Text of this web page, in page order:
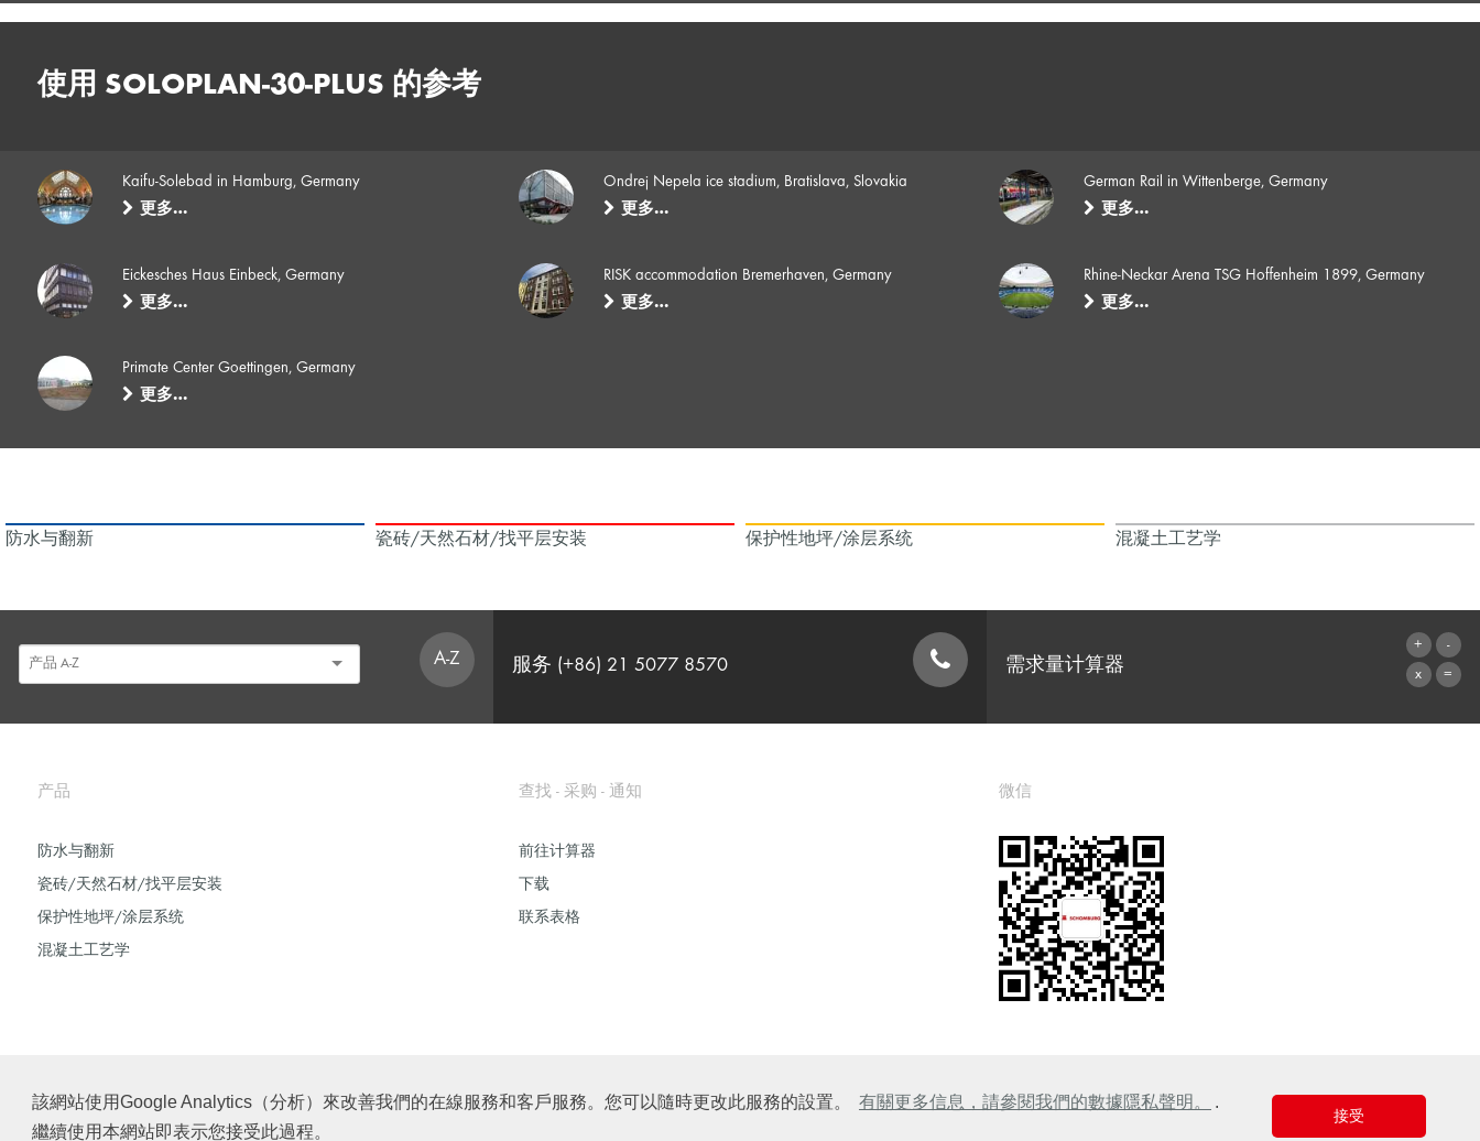
該網站使用Google Analytics（分析）來改善我們的在線服務和客戶服務。您可以隨時更改此服務的設置。 有關更多信息，請參閱我們的數據隱私聲明。
.
繼續使用本網站即表示您接受此過程。
接受
使用 SOLOPLAN-30-PLUS 的参考
Kaifu-Solebad in Hamburg, Germany
更多…
Ondrej Nepela ice stadium, Bratislava, Slovakia
更多…
German Rail in Wittenberge, Germany
更多…
Eickesches Haus Einbeck, Germany
更多…
RISK accommodation Bremerhaven, Germany
更多…
Rhine-Neckar Arena TSG Hoffenheim 1899, Germany
更多…
Primate Center Goettingen, Germany
更多…
防水与翻新 瓷砖/天然石材/找平层安装 保护性地坪/涂层系统 混凝土工艺学
A-Z 服务 (+86) 21 5077 8570 需求量计算器
产品
防水与翻新
瓷砖/天然石材/找平层安装
保护性地坪/涂层系统
混凝土工艺学
查找 - 采购 - 通知
前往计算器
下载
联系表格
微信
© Schomburg.版本说明|沪ICP备2021034030号-1